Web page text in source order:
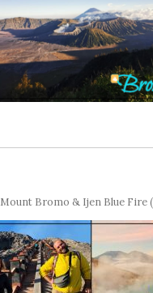
Mount Bromo & Ijen Blue Fire